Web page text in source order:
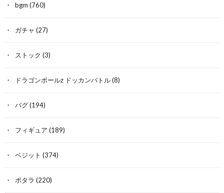
bgm (760)
ガチャ (27)
ストック (3)
ドラゴンボールz ドッカンバトル(8)
バグ(194)
フィギュア (189)
ベジット (374)
ポタラ (220)